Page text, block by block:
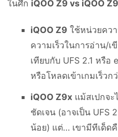
ในศึก iQOO Z9 vs iQOO
iQOO Z9 ใช้หน่วยคว
ความเร็วในการอ่าน/เ
เทียบกับ UFS 2.1 หรือ
หรือโหลดเข้าเกมเร็วก
iQOO Z9xแม้สเปกจะ
ชัดเจน (อาจเป็น UFS
น้อย) แต่… เขามีทีเด็ด